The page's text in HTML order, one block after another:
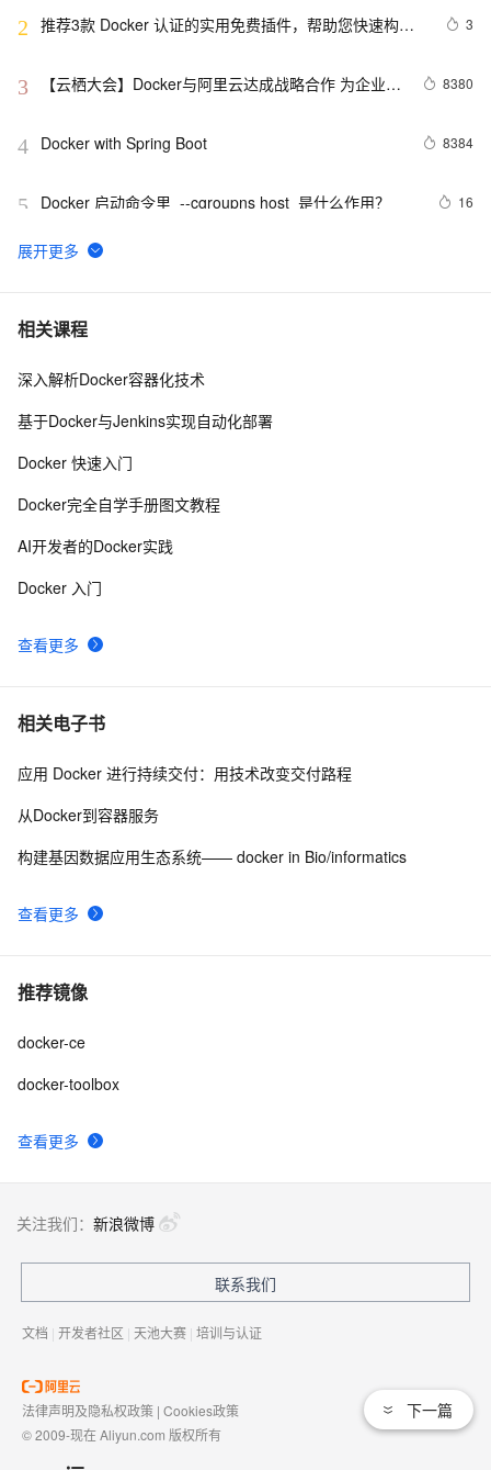
2 推荐3款 Docker 认证的实用免费插件，帮助您快速构建
3
3
【云栖大会】Docker与阿里云达成战略合作 为企业级
8380
4 Docker with Spring Boot 8384
5 Docker 启动命令里  --cgroupns host  是什么作用？ 16
6 Docker启动后怎样运行jar包文件
7 『Docker』在Docker快速部署.NET Core项目
8 Ubuntu Docker 安装和配置 GitLab CI 持续集成
10Docker自2013年以来的用户使用量已达20亿
相关课程
查看更多
深入解析Docker容器化技术
基于Docker与Jenkins实现自动化部署
Docker 快速入门
Docker完全自学手册图文教程
AI开发者的Docker实践
Docker 入门
相关电子书
查看更多
应用 Docker 进行持续交付：用技术改变交付路程
从Docker到容器服务
构建基因数据应用生态系统—— docker in Bio/informatics
推荐镜像
查看更多
docker-ce
docker-toolbox
下一篇
关注我们： 新浪微博
联系我们
文档 | 开发者社区 | 天池大赛 | 培训与认证
法律声明及隐私权政策 | Cookies政策
© 2009-现在 Aliyun.com 版权所有